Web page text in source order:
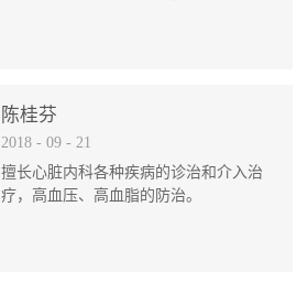
陈桂芬
2018 - 09 - 21
擅长心脏内科各种疾病的诊治和介入治
疗，高血压、高血脂的防治。